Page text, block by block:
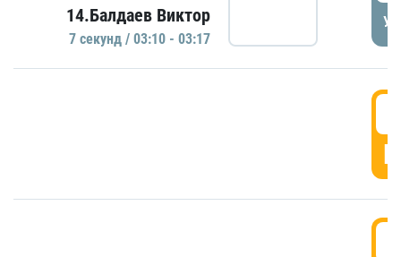
14.Балдаев Виктор
7 секунд / 03:10 - 03:17